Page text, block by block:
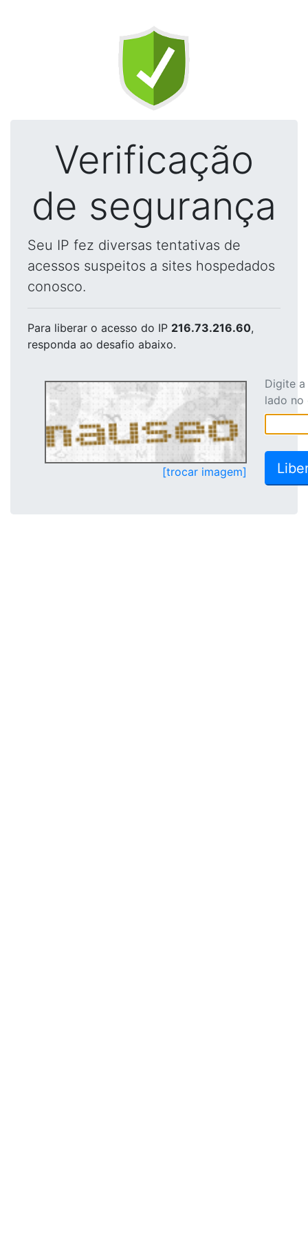
Verificação
de segurança
Seu IP fez diversas tentativas de
acessos suspeitos a sites hospedados
conosco.
Para liberar o acesso do IP 216.73.216.60,
responda ao desafio abaixo.
[trocar imagem]
Digite
lado no